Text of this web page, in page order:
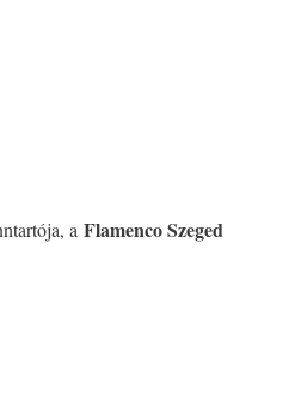
a Flamenco Szeged